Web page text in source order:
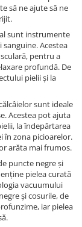
să ne ajute să ne
sunt instrumente
Acestea
pentru a
profundă. De
pielii și la
sunt ideale
Acestea pot ajuta
la îndepărtarea
în zona picioarelor.
arăta mai frumos.
puncte negre și
pielea curată
vacuumului
și cosurile, de
iar pielea